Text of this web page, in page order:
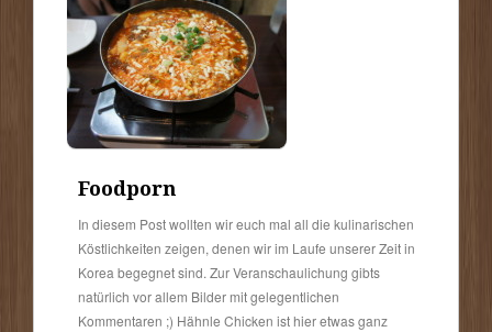
Foodporn
In diesem Post wollten wir euch mal all die kulinarischen
Köstlichkeiten zeigen, denen wir im Laufe unserer Zeit in
Korea begegnet sind. Zur Veranschaulichung gibts
natürlich vor allem Bilder mit gelegentlichen
Kommentaren ;) Hähnle Chicken ist hier etwas ganz